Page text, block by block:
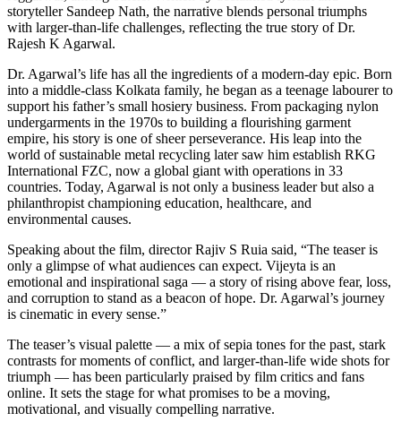
storyteller Sandeep Nath, the narrative blends personal triumphs
with larger-than-life challenges, reflecting the true story of Dr.
Rajesh K Agarwal.
Dr. Agarwal’s life has all the ingredients of a modern-day epic. Born
into a middle-class Kolkata family, he began as a teenage labourer to
support his father’s small hosiery business. From packaging nylon
undergarments in the 1970s to building a flourishing garment
empire, his story is one of sheer perseverance. His leap into the
world of sustainable metal recycling later saw him establish RKG
International FZC, now a global giant with operations in 33
countries. Today, Agarwal is not only a business leader but also a
philanthropist championing education, healthcare, and
environmental causes.
Speaking about the film, director Rajiv S Ruia said, “The teaser is
only a glimpse of what audiences can expect. Vijeyta is an
emotional and inspirational saga — a story of rising above fear, loss,
and corruption to stand as a beacon of hope. Dr. Agarwal’s journey
is cinematic in every sense.”
The teaser’s visual palette — a mix of sepia tones for the past, stark
contrasts for moments of conflict, and larger-than-life wide shots for
triumph — has been particularly praised by film critics and fans
online. It sets the stage for what promises to be a moving,
motivational, and visually compelling narrative.